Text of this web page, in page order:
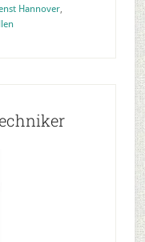
Hannover,